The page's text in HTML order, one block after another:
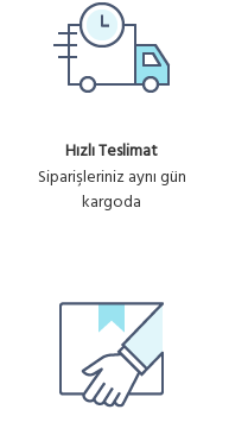
No :
U1076
U582
Hızlı Teslimat
Siparişleriniz aynı gün
kargoda